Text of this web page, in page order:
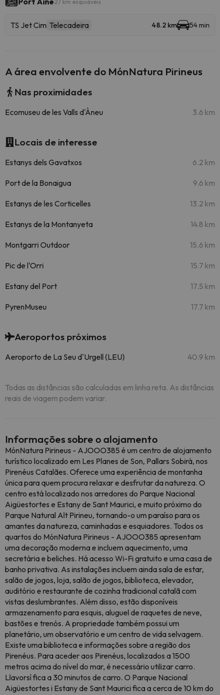
27 km esquiáveis
TS Jet Cim Telecadeira 48.2 km 54 min
A área envolvente do MónNatura Pirineus
Nas proximidades
Ecomuseu de les Valls d'Àneu 3.6 km
Locais de interesse
Estanys dels Gavatxos 6.2 km
Port de la Bonaigua 9.6 km
Estanys de les Corticelles 13.2 km
Estanys de la Montanyeta 14.8 km
Montgarri Outdoor 15.6 km
Pic de l'Orri 15.7 km
Estany del Port 17.5 km
PyrenMuseu 17.7 km
Aeroportos próximos
Aeroporto de La Seu d'Urgell (LEU) 40.9 km
Todas as distâncias são calculadas em linha reta. As distâncias
reais de viagem podem variar.
Informações sobre o alojamento
MónNatura Pirineus - AJOOO385 é um centro de alojamento
turístico localizado em Les Planes de Son, Pallars Sobirà, nos
Pirenéus Catalães. Oferece uma experiência de montanha
única para quem procura relaxar e desfrutar da natureza. O
centro está localizado nos arredores do Parque Nacional
Aigüestortes e Estany de Sant Maurici, e muito próximo do
Parque Natural Alt Pirineu, tornando-o um paraíso para os
amantes da natureza, caminhadas e esquiadores. Todos os
quartos do MónNatura Pirineus - AJOOO385 apresentam
uma decoração moderna e incluem aquecimento, uma
secretária e beliches. Há acesso Wi-Fi gratuito e uma casa de
banho privativa. As instalações incluem ainda sala de estar,
salão de jogos, loja, salão de jogos, biblioteca, elevador,
auditório e restaurante de cozinha tradicional catalã com
vistas deslumbrantes. Além disso, estão disponíveis
armazenamento para esquis, aluguel de raquetes de neve,
bastões e trenós. A propriedade também possui um
planetário, um observatório e um centro de vida selvagem.
Existe uma biblioteca e informações sobre a região dos
Pirenéus. Para aceder aos Pirenéus, localizados a 1500
metros acima do nível do mar, é necessário utilizar carro.
Llavorsí fica a 30 minutos de carro. O Parque Nacional
Aigüestortes i Estany de Sant Maurici fica a cerca de 10 km do